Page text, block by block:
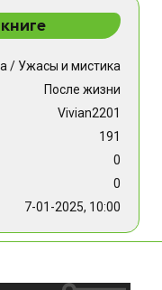
/ Ужасы и мистика
После жизни
Vivian2201
191
0
0
7-01-2025, 10:00